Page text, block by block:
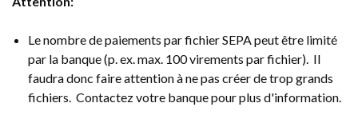
Le nombre de paiements par fichier SEPA peut être limité
par la banque (p. ex. max. 100 virements par fichier). Il
faudra donc faire attention à ne pas créer de trop grands
fichiers. Contactez votre banque pour plus d'information.